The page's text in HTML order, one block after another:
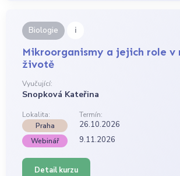
Biologie i
Mikroorganismy a jejich role v
životě
Vyučující:
Snopková Kateřina
Lokalita:
Termín:
Praha
26.10.2026
Webinář 9.11.2026
Detail kurzu